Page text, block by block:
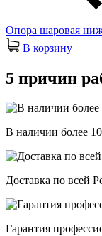
Опора шаровая
В корзину
5 причин
В наличии более
Доставка по всей
Гарантия